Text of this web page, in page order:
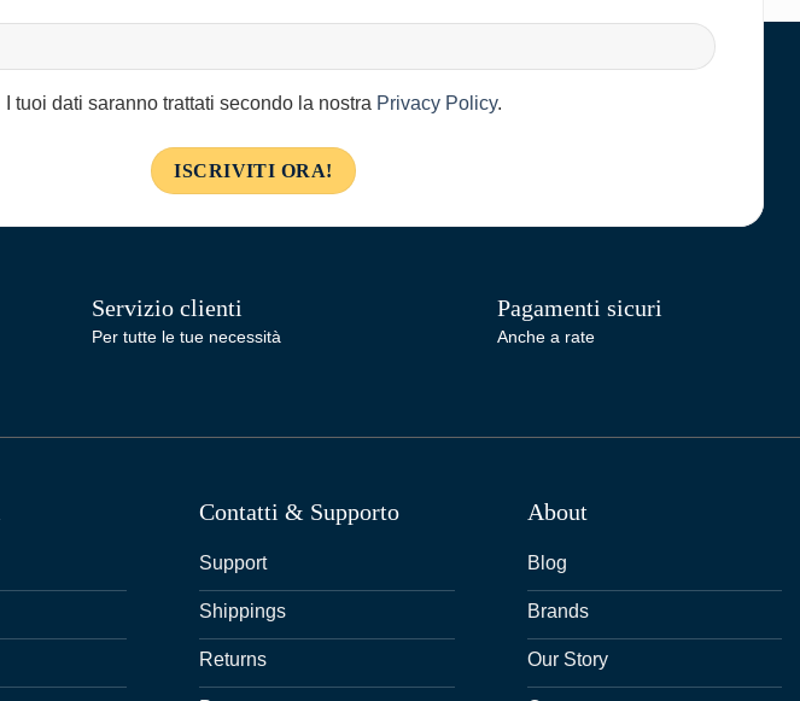
I tuoi dati saranno trattati secondo la nostra Privacy Policy.
Servizio clienti
Per tutte le tue necessità
Pagamenti sicuri
Anche a rate
Contatti & Supporto
Support
Shippings
Returns
About
Blog
Brands
Our Story